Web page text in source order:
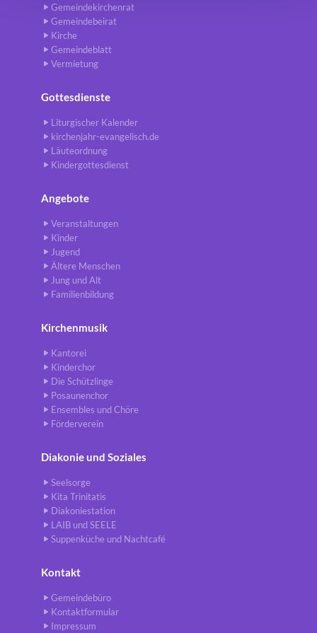
Gemeindekirchenrat
Gemeindebeirat
Kirche
Gemeindeblatt
Vermietung
Gottesdienste
Liturgischer Kalender
kirchenjahr-evangelisch.de
Läuteordnung
Kindergottesdienst
Angebote
Veranstaltungen
Kinder
Jugend
Ältere Menschen
Jung und Alt
Familienbildung
Kirchenmusik
Kantorei
Kinderchor
Die Schützlinge
Posaunenchor
Ensembles und Chöre
Förderverein
Diakonie und Soziales
Seelsorge
Kita Trinitatis
Diakoniestation
LAIB und SEELE
Suppenküche und Nachtcafé
Kontakt
Gemeindebüro
Kontaktformular
Impressum